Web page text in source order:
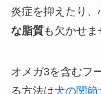
炎症を抑えたり
な脂質も欠かせま
オメガ3を含むフ
る方法は犬の関